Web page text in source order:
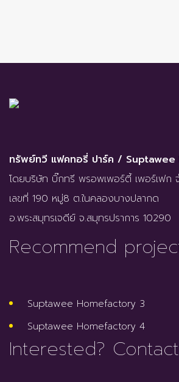
ทรัพย์ทวี แฟคทอรี่ ปาร์ค /
โดยบริษัท บิ๊กทรี พรอพเพอร์ตี้ เพอร์เฟก
เลขที่ 190 หมู่8 ต.ในคลองบางปลากด
อ.พระสมุทรเจดีย์ จ.สมุทรปราการ 10290
Recommend
Suptawee Homefactory 3
Suptawee Homefactory 4
Interested? Contact